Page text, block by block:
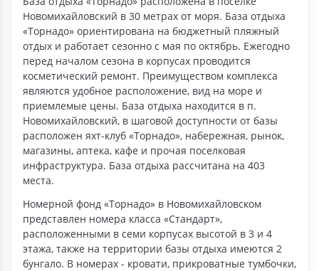
Новомихайловский в 30 метрах от моря. База отдыха
«Торнадо» ориентирована на бюджетный пляжный
отдых и работает сезонно с мая по октябрь. Ежегодно
перед началом сезона в корпусах проводится
косметический ремонт. Преимуществом комплекса
являются удобное расположение, вид на море и
приемлемые цены. База отдыха находится в п.
Новомихайловский, в шаговой доступности от базы
расположен яхт-клуб «Торнадо», набережная, рынок,
магазины, аптека, кафе и прочая поселковая
инфраструктура. База отдыха рассчитана на 403
места.
Номерной фонд «Торнадо» в Новомихайловском
представлен номера класса «Стандарт»,
расположенными в семи корпусах высотой в 3 и 4
этажа, также на территории базы отдыха имеются 2
бунгало. В номерах - кровати, прикроватные тумбочки,